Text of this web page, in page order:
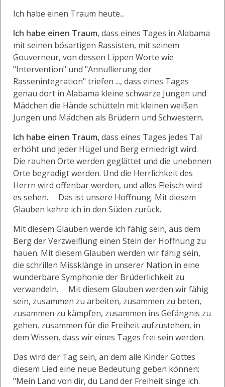
Ich habe einen Traum heute...
Ich habe einen Traum, dass eines Tages in Alabama
mit seinen bösartigen Rassisten, mit seinem
Gouverneur, von dessen Lippen Worte wie
"Intervention" und "Annullierung der
Rassenintegration" triefen ..., dass eines Tages
genau dort in Alabama kleine schwarze Jungen und
Mädchen die Hände schütteln mit kleinen weißen
Jungen und Mädchen als Brüdern und Schwestern.
Ich habe einen Traum,dass eines Tages jedes Tal
erhöht und jeder Hügel und Berg erniedrigt wird.
Die rauhen Orte werden geglättet und die unebenen
Orte begradigt werden. Und die Herrlichkeit des
Herrn wird offenbar werden, und alles Fleisch wird
es sehen. Das ist unsere Hoffnung. Mit diesem
Glauben kehre ich in den Süden zurück.
Mit diesem Glauben werde ich fähig sein, aus dem
Berg der Verzweiflung einen Stein der Hoffnung zu
hauen. Mit diesem Glauben werden wir fähig sein,
die schrillen Missklänge in unserer Nation in eine
wunderbare Symphonie der Brüderlichkeit zu
verwandeln. Mit diesem Glauben werden wir fähig
sein, zusammen zu arbeiten, zusammen zu beten,
zusammen zu kämpfen, zusammen ins Gefängnis zu
gehen, zusammen für die Freiheit aufzustehen, in
dem Wissen, dass wir eines Tages frei sein werden.
Das wird der Tag sein, an dem alle Kinder Gottes
diesem Lied eine neue Bedeutung geben können:
"Mein Land von dir, du Land der Freiheit singe ich.